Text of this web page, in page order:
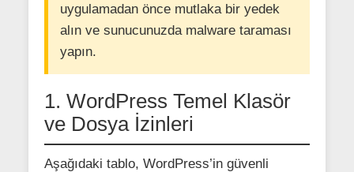
uygulamadan önce mutlaka bir yedek
alın ve sunucunuzda malware taraması
yapın.
1. WordPress Temel Klasör
ve Dosya İzinleri
Aşağıdaki tablo, WordPress’in güvenli